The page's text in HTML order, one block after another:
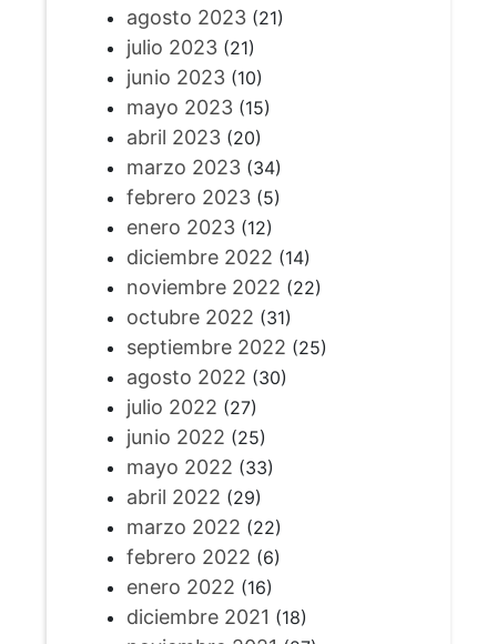
agosto 2023(21)
julio 2023(21)
junio 2023(10)
mayo 2023(15)
abril 2023(20)
marzo 2023(34)
febrero 2023(5)
enero 2023(12)
diciembre 2022 (14)
noviembre 2022 (22)
octubre 2022 (31)
septiembre 2022 (25)
agosto 2022 (30)
julio 2022 (27)
junio 2022 (25)
mayo 2022 (33)
abril 2022 (29)
marzo 2022 (22)
febrero 2022 (6)
enero 2022 (16)
diciembre 2021 (18)